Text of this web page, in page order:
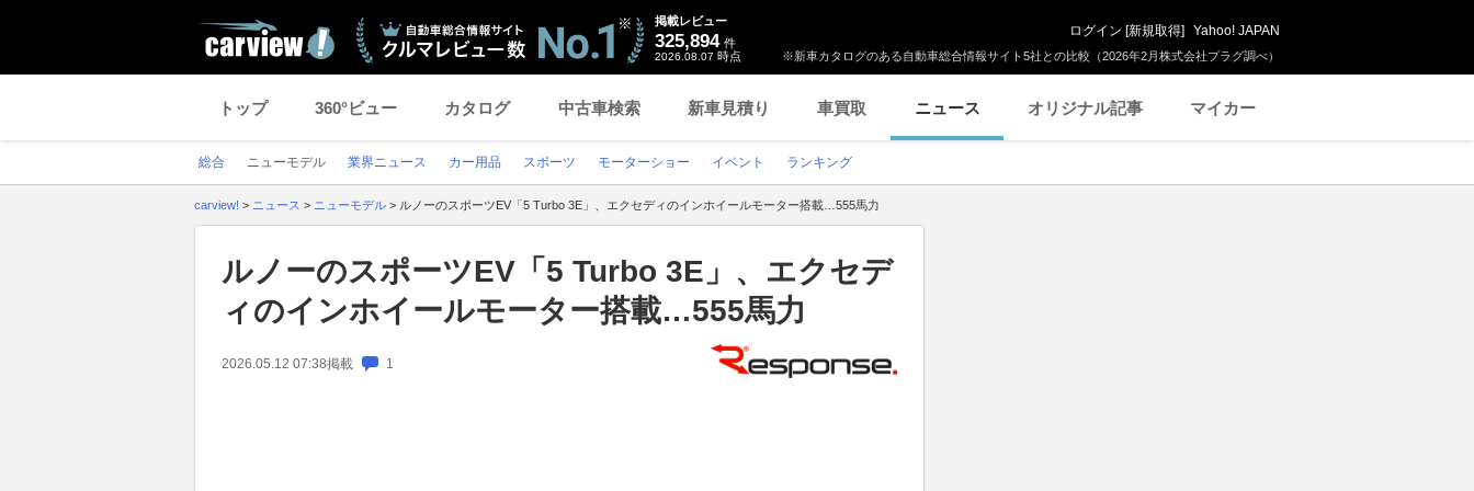
※新車カタログのある自動車総合情報サイト5社との比較（2026年2月株式会社プラグ調べ）
掲載レビュー
325,894 件
2026.08.07 時点
ログイン [新規取得] Yahoo! JAPAN
トップ 360°ビュー カタログ 中古車検索 新車見積り 車買取 ニュース オリジナル記事 マイカー
総合 ニューモデル 業界ニュース カー用品 スポーツ モーターショー イベント ランキング
carview! > ニュース > ニューモデル > ルノーのスポーツEV「5 Turbo 3E」、エクセディのインホイールモーター搭載…555馬力
ルノーのスポーツEV「5 Turbo 3E」、エクセデ
ィのインホイールモーター搭載…555馬力
2026.05.12 07:38掲載 1